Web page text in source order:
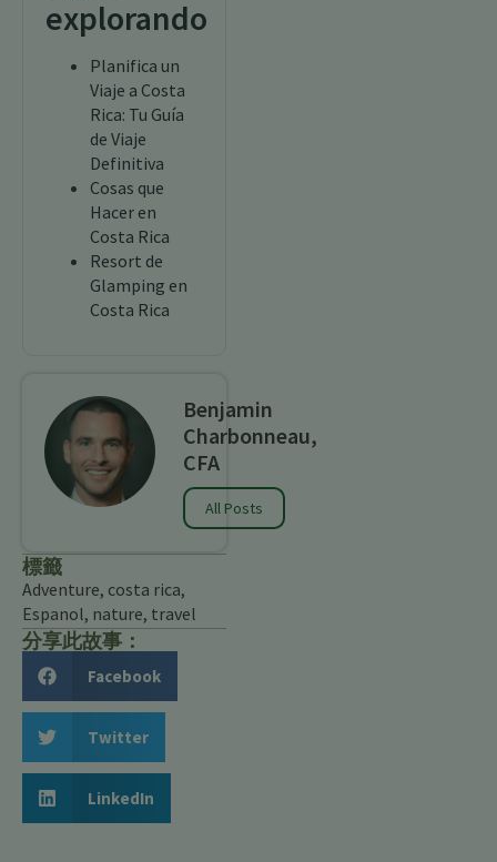
explorando
Planifica un
Viaje a Costa
Rica: Tu Guía
de Viaje
Definitiva
Cosas que
Hacer en
Costa Rica
Resort de
Glamping en
Costa Rica
Benjamin
Charbonneau,
CFA
All Posts
標籤
Adventure, costa rica,
Espanol, nature, travel
分享此故事：
Facebook
Twitter
LinkedIn